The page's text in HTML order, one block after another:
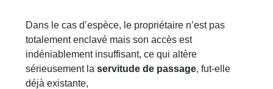
Dans le cas d’espèce, le propriétaire n’est pas
totalement enclavé mais son accès est
indéniablement insuffisant, ce qui altère
sérieusement laservitude de passage, fut-elle
déjà existante,